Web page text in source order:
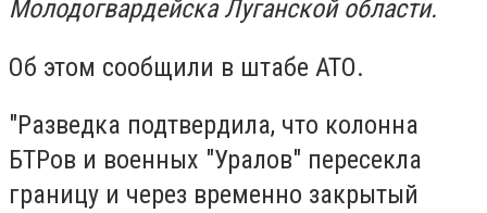
Молодогвардейска Луганской области.
Об этом сообщили в штабе АТО.
"Разведка подтвердила, что колонна
БТРов и военных "Уралов" пересекла
границу и через временно закрытый